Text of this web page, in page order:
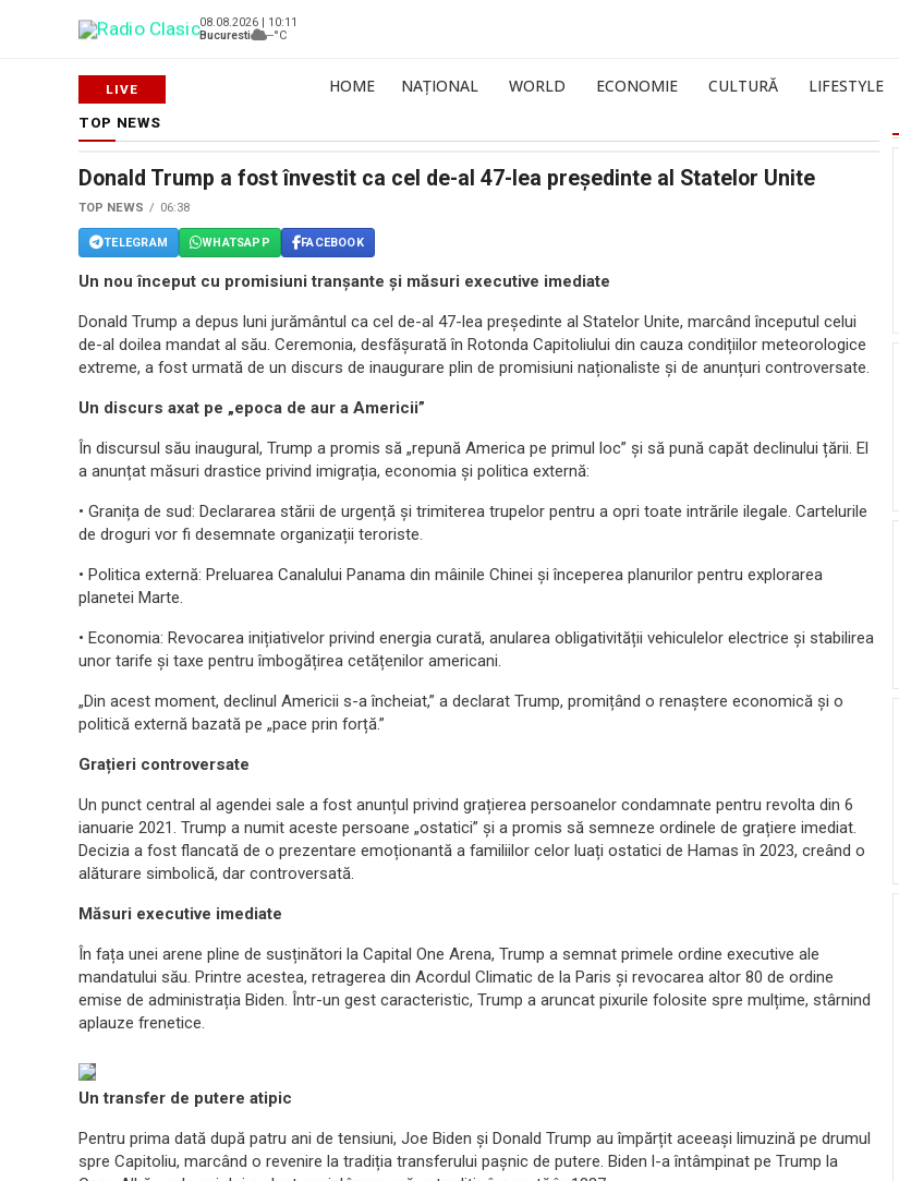
08.08.2026 | 10:11
Bucuresti
--°C
HOME NAȚIONAL WORLD ECONOMIE CULTURĂ LIFESTYLE
TOP NEWS
Donald Trump a fost învestit ca cel de-al 47-lea președinte al Statelor Unite
TOP NEWS 06:38
TELEGRAM WHATSAPP FACEBOOK
Un nou început cu promisiuni tranșante și măsuri executive imediate
Donald Trump a depus luni jurământul ca cel de-al 47-lea președinte al Statelor Unite, marcând începutul celui
de-al doilea mandat al său. Ceremonia, desfășurată în Rotonda Capitoliului din cauza condițiilor meteorologice
extreme, a fost urmată de un discurs de inaugurare plin de promisiuni naționaliste și de anunțuri controversate.
Un discurs axat pe „epoca de aur a Americii”
În discursul său inaugural, Trump a promis să „repună America pe primul loc” și să pună capăt declinului țării. El
a anunțat măsuri drastice privind imigrația, economia și politica externă:
• Granița de sud: Declararea stării de urgență și trimiterea trupelor pentru a opri toate intrările ilegale. Cartelurile
de droguri vor fi desemnate organizații teroriste.
• Politica externă: Preluarea Canalului Panama din mâinile Chinei și începerea planurilor pentru explorarea
planetei Marte.
• Economia: Revocarea inițiativelor privind energia curată, anularea obligativității vehiculelor electrice și stabilirea
unor tarife și taxe pentru îmbogățirea cetățenilor americani.
„Din acest moment, declinul Americii s-a încheiat,” a declarat Trump, promițând o renaștere economică și o
politică externă bazată pe „pace prin forță.”
Grațieri controversate
Un punct central al agendei sale a fost anunțul privind grațierea persoanelor condamnate pentru revolta din 6
ianuarie 2021. Trump a numit aceste persoane „ostatici” și a promis să semneze ordinele de grațiere imediat.
Decizia a fost flancată de o prezentare emoționantă a familiilor celor luați ostatici de Hamas în 2023, creând o
alăturare simbolică, dar controversată.
Măsuri executive imediate
În fața unei arene pline de susținători la Capital One Arena, Trump a semnat primele ordine executive ale
mandatului său. Printre acestea, retragerea din Acordul Climatic de la Paris și revocarea altor 80 de ordine
emise de administrația Biden. Într-un gest caracteristic, Trump a aruncat pixurile folosite spre mulțime, stârnind
aplauze frenetice.
Un transfer de putere atipic
Pentru prima dată după patru ani de tensiuni, Joe Biden și Donald Trump au împărțit aceeași limuzină pe drumul
spre Capitoliu, marcând o revenire la tradiția transferului pașnic de putere. Biden l-a întâmpinat pe Trump la